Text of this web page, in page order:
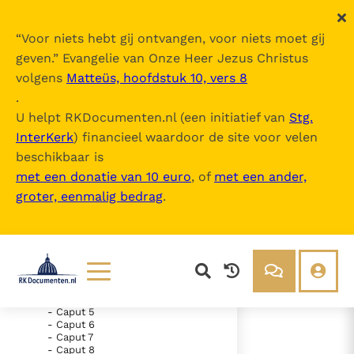
“Voor niets hebt gij ontvangen, voor niets moet gij
geven.” Evangelie van Onze Heer Jezus Christus
volgens Matteüs, hoofdstuk 10, vers 8
.
U helpt RKDocumenten.nl (een initiatief van Stg.
InterKerk) financieel waardoor de site voor velen
beschikbaar is
met een donatie van 10 euro, of met een ander,
groter, eenmalig bedrag.
Documenten
Over ons
Nova Vulgata
Inhoudsopgave
uitklappen
- Vetus Testamentum
- Liber Exodus
- Caput 1
- Caput 2
- Caput 3
- Caput 5
- Caput 6
- Caput 7
- Caput 8
- Caput 18